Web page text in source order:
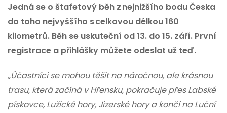
Jedná se o štafetový běh z nejnižšího bodu Česka
do toho nejvyššího s celkovou délkou 160
kilometrů. Běh se uskuteční od 13. do 15. září. První
registrace a přihlášky můžete odeslat už teď.
„Účastníci se mohou těšit na náročnou, ale krásnou
trasu, která začíná v Hřensku, pokračuje přes Labské
pískovce, Lužické hory, Jizerské hory a končí na Luční